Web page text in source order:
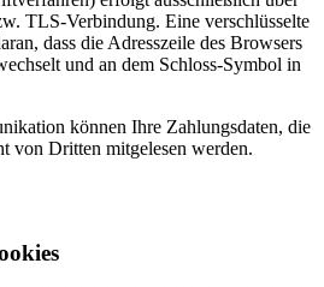
TLS-Verbindung. Eine verschlüsselte
dass die Adresszeile des Browsers
und an dem Schloss-Symbol in
können Ihre Zahlungsdaten, die
von Dritten mitgelesen werden.